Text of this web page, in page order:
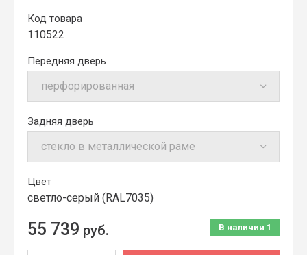
Код товара
110522
Передняя дверь
Задняя дверь
Цвет
cветло-серый (RAL7035)
В наличии 1
55 739 руб.